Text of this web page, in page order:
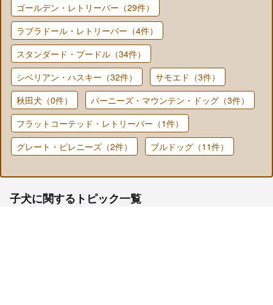
ゴールデン・レトリーバー（29件）
ラブラドール・レトリーバー（4件）
スタンダード・プードル（34件）
シベリアン・ハスキー（32件）
サモエド（3件）
秋田犬（0件）
バーニーズ・マウンテン・ドッグ（3件）
フラットコーテッド・レトリーバー（1件）
グレート・ピレニーズ（2件）
ブルドッグ（11件）
子犬に関するトピック一覧